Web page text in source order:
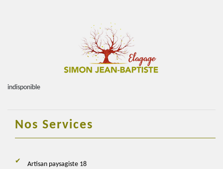
indisponible
Nos Services
Artisan paysagiste 18